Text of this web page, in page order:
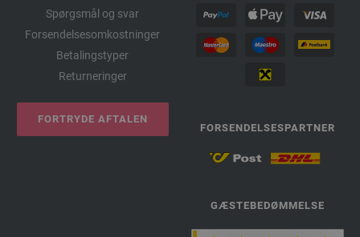
Spørgsmål og svar
Forsendelsesomkostninger
Betalingstyper
Returneringer
FORTRYDE AFTALEN
FORSENDELSESPARTNER
GÆSTEBEDØMMELSE